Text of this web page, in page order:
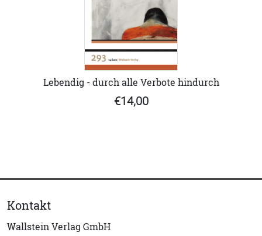
Lebendig - durch alle Verbote hindurch
€14,00
Kontakt
Wallstein Verlag GmbH